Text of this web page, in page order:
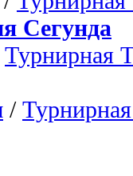
Сегунда
Турнирная
/